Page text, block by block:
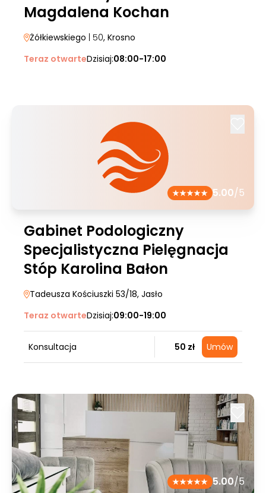
Magdalena Kochan
Żółkiewskiego | 50, Krosno
Teraz otwarteDzisiaj:08:00-17:00
5.00/5
Gabinet Podologiczny
Specjalistyczna Pielęgnacja
Stóp Karolina Bałon
Tadeusza Kościuszki 53/18, Jasło
Teraz otwarteDzisiaj:09:00-19:00
Konsultacja 50 zł Umów
5.00/5